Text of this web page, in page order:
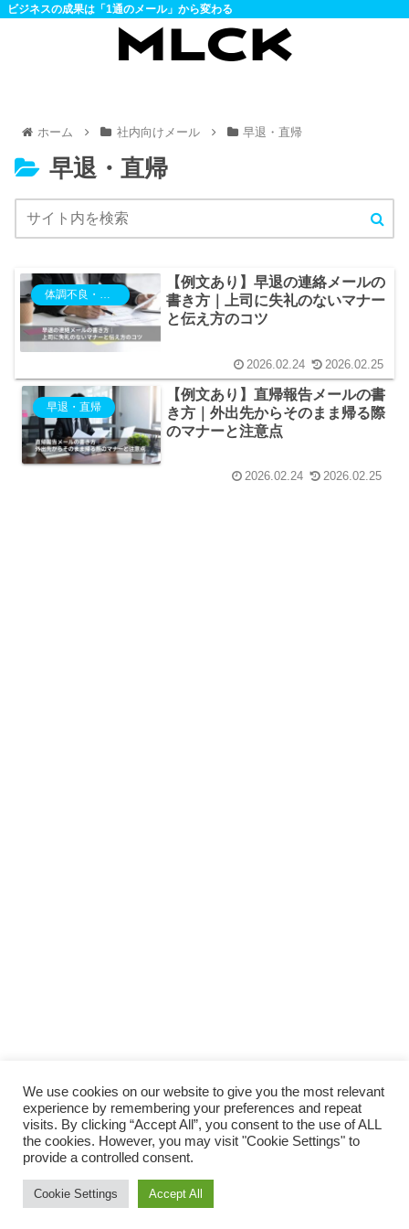
ビジネスの成果は「1通のメール」から変わる
ホーム 社内向けメール 早退・直帰
早退・直帰
体調不良・欠勤・電車遅延
【例文あり】早退の連絡メールの
書き方｜上司に失礼のないマナー
と伝え方のコツ
2026.02.24 2026.02.25
早退・直帰
【例文あり】直帰報告メールの書
き方｜外出先からそのまま帰る際
のマナーと注意点
2026.02.24 2026.02.25
ホーム
当サイトについて（About Us）
プライバシーポリシー
お問い合わせ
© 2022 MLCK メールチェック.
We use cookies on our website to give you the most relevant
experience by remembering your preferences and repeat
visits. By clicking “Accept All”, you consent to the use of ALL
the cookies. However, you may visit "Cookie Settings" to
provide a controlled consent.
Cookie Settings Accept All